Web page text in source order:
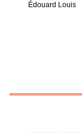
Édouard Louis